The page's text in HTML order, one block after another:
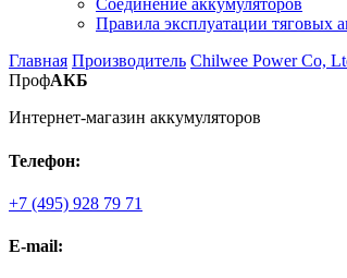
Соединение аккумуляторов
Правила эксплуатации тяговых
Главная Производитель Chilwee Power Co,
ПрофАКБ
Интернет-магазин аккумуляторов
Телефон:
+7 (495) 928 79 71
E-mail: